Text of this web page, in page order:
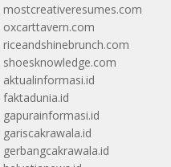
mostcreativeresumes.com
oxcarttavern.com
riceandshinebrunch.com
shoesknowledge.com
aktualinformasi.id
faktadunia.id
gapurainformasi.id
gariscakrawala.id
gerbangcakrawala.id